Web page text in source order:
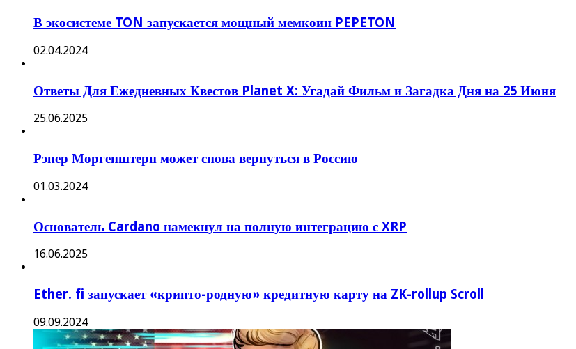
В экосистеме TON запускается мощный мемкоин PEPETON
02.04.2024
Ответы Для Ежедневных Квестов Planet X: Угадай Фильм и Загадка Дня на 25 Июня
25.06.2025
Рэпер Моргенштерн может снова вернуться в Россию
01.03.2024
Основатель Cardano намекнул на полную интеграцию с XRP
16.06.2025
Ether. fi запускает «крипто-родную» кредитную карту на ZK-rollup Scroll
09.09.2024